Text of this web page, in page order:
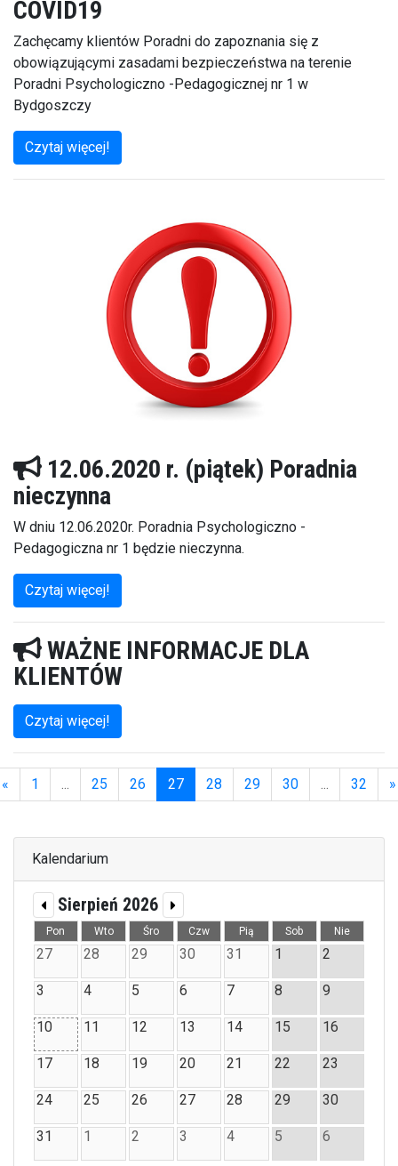
COVID19
Zachęcamy klientów Poradni do zapoznania się z
obowiązującymi zasadami bezpieczeństwa na terenie
Poradni Psychologiczno -Pedagogicznej nr 1 w
Bydgoszczy
Czytaj więcej!
12.06.2020 r. (piątek) Poradnia
nieczynna
W dniu 12.06.2020r. Poradnia Psychologiczno -
Pedagogiczna nr 1 będzie nieczynna.
Czytaj więcej!
WAŻNE INFORMACJE DLA
KLIENTÓW
Czytaj więcej!
« 1 ... 25 26
27
28 29 30 ... 32 »
Kalendarium
Sierpień 2026
Pon Wto Śro Czw Pią Sob Nie
27 28 29 30 31 1 2
3 4 5 6 7 8 9
10 11 12 13 14 15 16
17 18 19 20 21 22 23
24 25 26 27 28 29 30
31 1 2 3 4 5 6